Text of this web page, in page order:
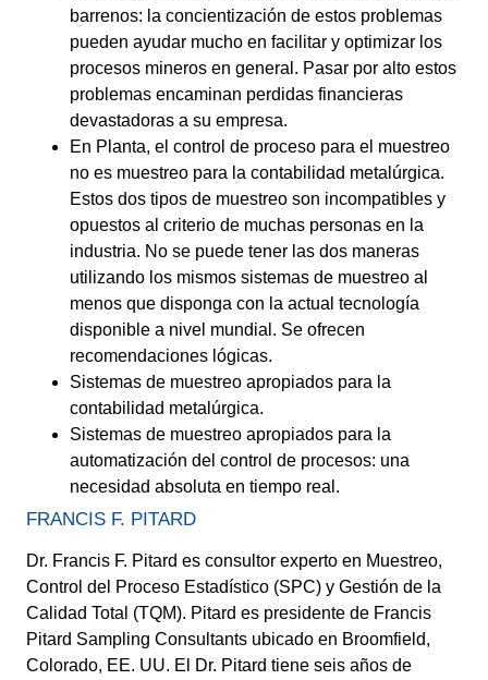
barrenos: la concientización de estos problemas
pueden ayudar mucho en facilitar y optimizar los
procesos mineros en general. Pasar por alto estos
problemas encaminan perdidas financieras
devastadoras a su empresa.
En Planta, el control de proceso para el muestreo
no es muestreo para la contabilidad metalúrgica.
Estos dos tipos de muestreo son incompatibles y
opuestos al criterio de muchas personas en la
industria. No se puede tener las dos maneras
utilizando los mismos sistemas de muestreo al
menos que disponga con la actual tecnología
disponible a nivel mundial. Se ofrecen
recomendaciones lógicas.
Sistemas de muestreo apropiados para la
contabilidad metalúrgica.
Sistemas de muestreo apropiados para la
automatización del control de procesos: una
necesidad absoluta en tiempo real.
FRANCIS F. PITARD
Dr. Francis F. Pitard es consultor experto en Muestreo,
Control del Proceso Estadístico (SPC) y Gestión de la
Calidad Total (TQM). Pitard es presidente de Francis
Pitard Sampling Consultants ubicado en Broomfield,
Colorado, EE. UU. El Dr. Pitard tiene seis años de